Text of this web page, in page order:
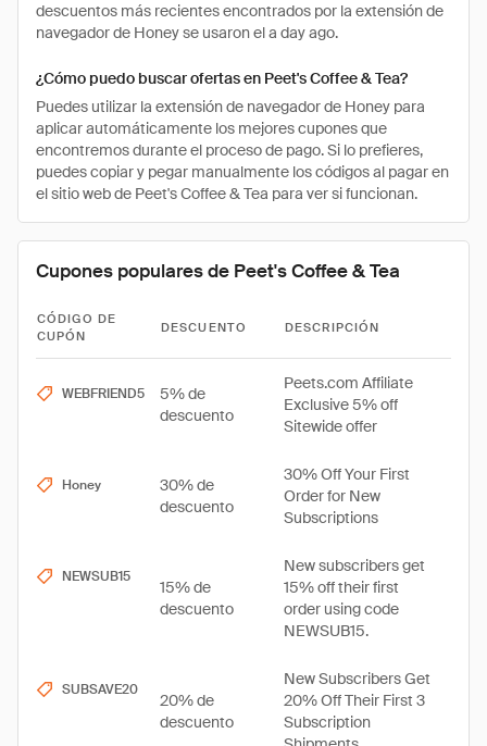
descuentos más recientes encontrados por la extensión de
navegador de Honey se usaron el a day ago.
¿Cómo puedo buscar ofertas en Peet's Coffee & Tea?
Puedes utilizar la extensión de navegador de Honey para
aplicar automáticamente los mejores cupones que
encontremos durante el proceso de pago. Si lo prefieres,
puedes copiar y pegar manualmente los códigos al pagar en
el sitio web de Peet's Coffee & Tea para ver si funcionan.
Cupones populares de Peet's Coffee & Tea
CÓDIGO DE
CUPÓN
DESCUENTO DESCRIPCIÓN
WEBFRIEND5
5% de
descuento
Peets.com Affiliate
Exclusive 5% off
Sitewide offer
Honey
30% de
descuento
30% Off Your First
Order for New
Subscriptions
NEWSUB15
15% de
descuento
New subscribers get
15% off their first
order using code
NEWSUB15.
SUBSAVE20
20% de
descuento
New Subscribers Get
20% Off Their First 3
Subscription